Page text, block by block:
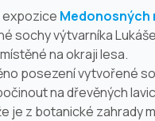
expozice Medonosných
sochy výtvarníka
na okraji lesa.
posezení vytvořené
na dřevěných
je z botanické zahrady